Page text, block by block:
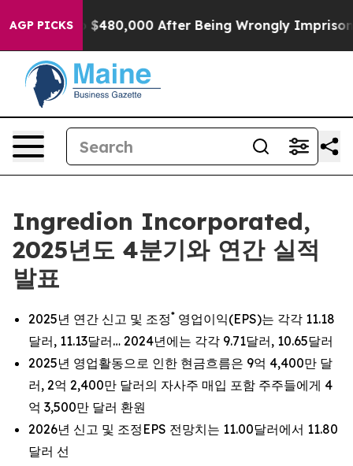
AGP PICKSAfter Being Wrongly Imprisoned for 42
Ingredion Incorporated,
2025년도 4분기와 연간 실적
발표
2025년 연간 신고 및 조정* 영업이익(EPS)는 각각 11.18
달러, 11.13달러… 2024년에는 각각 9.71달러, 10.65달러
2025년 영업활동으로 인한 현금흐름은 9억 4,400만 달
러, 2억 2,400만 달러의 자사주 매입 포함 주주들에게 4
억 3,500만 달러 환원
2026년 신고 및 조정EPS 전망치는 11.00달러에서 11.80
달러 선